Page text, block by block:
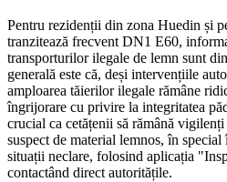
Pentru rezidenții din zona Huedin și
tranzitează frecvent DN1 E60,
transporturilor ilegale de lemn sunt
generală este că, deși intervențiile
amploarea tăierilor ilegale rămâne
îngrijorare cu privire la integritatea
crucial ca cetățenii să rămână
suspect de material lemnos, în
situații neclare, folosind aplicația
contactând direct autoritățile.